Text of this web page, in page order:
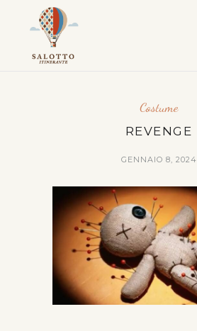
Costume
REVENGE
GENNAIO 8, 2024